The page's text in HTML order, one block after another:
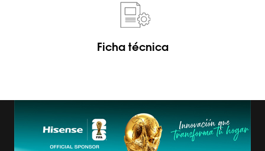
Ficha técnica